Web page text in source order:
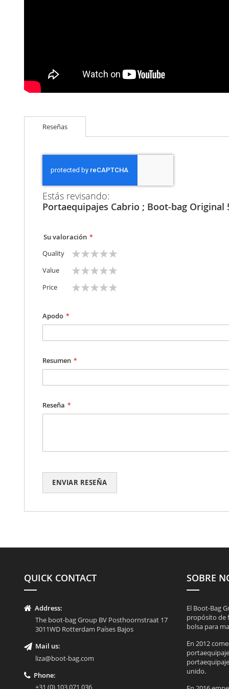
Reseñas
Estás revisando:
Portaequipajes Cabrio ; Boot-bag Original
Su valoración
Quality
starstarsstarsstarsstars
Value
starstarsstarsstarsstars
Price
starstarsstarsstarsstars
Apodo
Resumen
Reseña
ENVIAR RESEÑA
QUICK CONTACT
Address:
The boot-bag Group BV Posthoornstraat 17
3011WD Rotterdam Países Bajos
Mail us:
liza@boot-bag.com
Phone:
SOBRE
El Boot-Bag
propósito de
bolsa para
En 2012
unido.